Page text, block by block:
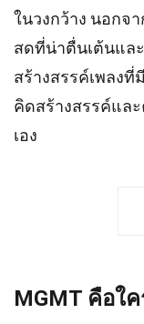
ในวงกว้าง นอกจ
สดที่น่าตื่นเต้นแล
สร้างสรรค์เพลง
คิดสร้างสรรค์แล
เอง
MGMT คือใค